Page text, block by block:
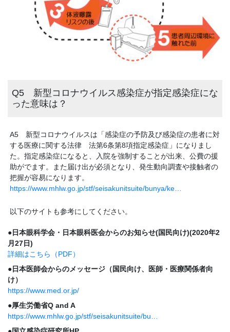
Q5 新型コロナウイルス感染症が指定感染症にな
った意味は？
A5 新型コロナウイルスは「感染症の予防及び感染症の患者に対
する医療に関する法律 法第6条第8項指定感染症」になりまし
た。指定感染症になると、入院を強制することが出来、公費の援
助がでます。また届け出が必須となり、発生動向調査や接触者の
把握が容易になります。
https://www.mhlw.go.jp/stf/seisakunitsuite/bunya/ke…
以下のサイトも参考にしてください。
●日本眼科学会・日本眼科医会からのお知らせ(国民向け)(2020年2
月27日)
詳細はこちら（PDF）
●日本医師会からのメッセージ（国民向け、医師・医療関係者向
け）
https://www.med.or.jp/
●厚生労働省Q and A
https://www.mhlw.go.jp/stf/seisakunitsuite/bu…